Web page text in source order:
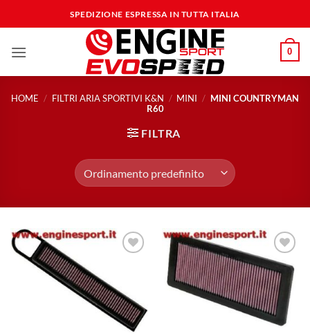
ai
SPEDIZIONE ESPRESSA IN TUTTA ITALIA
0
HOME / FILTRI ARIA SPORTIVI K&N / MINI / MINI COUNTRYMAN
R60
FILTRA
desideri
Aggiungi
alla lista
dei
desideri